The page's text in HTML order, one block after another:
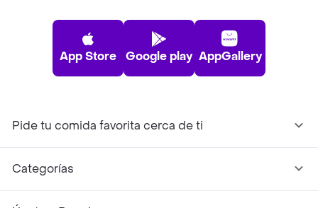
App Store Google play AppGallery
Pide tu comida favorita cerca de ti
Categorías